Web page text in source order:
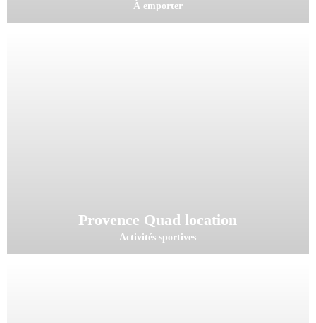
À emporter
Provence Quad location
Activités sportives